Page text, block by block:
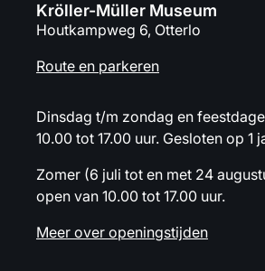
Kröller-Müller Museum
Houtkampweg 6, Otterlo
Route en parkeren
Dinsdag t/m zondag en
10.00 tot 17.00 uur. Gesloten op 1
Zomer (6 juli tot en met 24
open van 10.00 tot 17.00 uur.
Meer over openingstijden